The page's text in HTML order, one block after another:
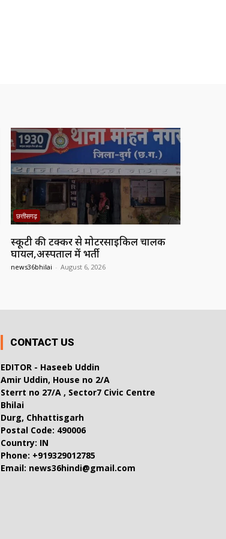
छत्तीसगढ़
स्कूटी की टक्कर से मोटरसाइकिल चालक
घायल,अस्पताल में भर्ती
news36bhilai - August 6, 2026
CONTACT US
EDITOR - Haseeb Uddin
Amir Uddin, House no 2/A
Sterrt no 27/A , Sector7 Civic Centre
Bhilai
Durg, Chhattisgarh
Postal Code: 490006
Country: IN
Phone: +919329012785
Email: news36hindi@gmail.com